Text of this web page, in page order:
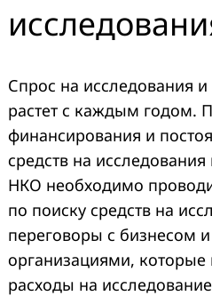
Спрос на исследования
растет с каждым годом.
финансирования и
средств на
НКО необходимо
по поиску средств на
переговоры с бизнесом
организациями, которые
расходы на